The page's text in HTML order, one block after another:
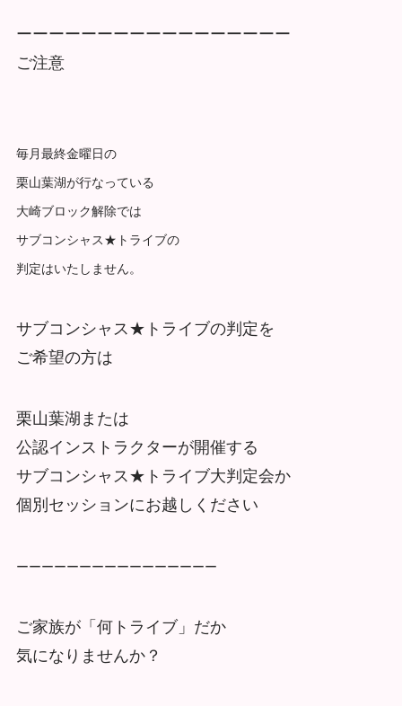
ーーーーーーーーーーーーーーーーー
ご注意
毎月最終金曜日の
栗山葉湖が行なっている
大崎ブロック解除では
サブコンシャス★トライブの
判定はいたしません。
サブコンシャス★トライブの判定を
ご希望の方は
栗山葉湖または
公認インストラクターが開催する
サブコンシャス★トライブ大判定会か
個別セッションにお越しください
ーーーーーーーーーーーーーーーー
ご家族が「何トライブ」だか
気になりませんか？